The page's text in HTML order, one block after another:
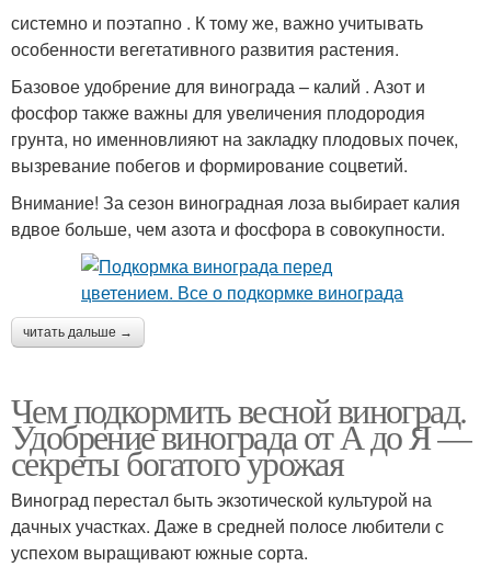
системно и поэтапно . К тому же, важно учитывать
особенности вегетативного развития растения.
Базовое удобрение для винограда – калий . Азот и
фосфор также важны для увеличения плодородия
грунта, но именновлияют на закладку плодовых почек,
вызревание побегов и формирование соцветий.
Внимание! За сезон виноградная лоза выбирает калия
вдвое больше, чем азота и фосфора в совокупности.
читать дальше →
Чем подкормить весной виноград.
Удобрение винограда от А до Я —
секреты богатого урожая
Виноград перестал быть экзотической культурой на
дачных участках. Даже в средней полосе любители с
успехом выращивают южные сорта.